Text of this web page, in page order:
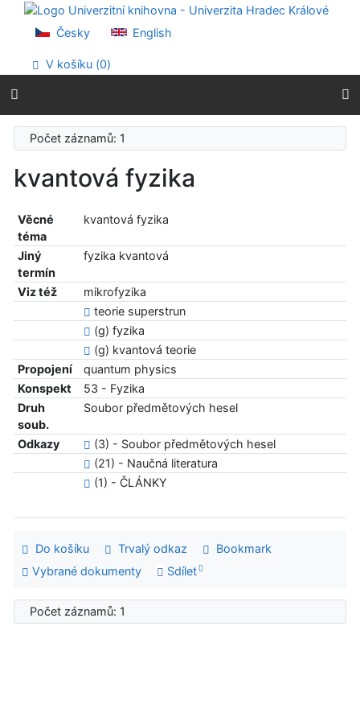
Přejít na obsah
Přejít na menu
Prohlášení o webové přístupnosti
Česky English
V košíku (0)
Počet záznamů: 1
kvantová fyzika
Věcné
téma
kvantová fyzika
Jiný
termín
fyzika kvantová
Viz též
mikrofyzika
teorie superstrun
(g) fyzika
(g) kvantová teorie
Propojení
quantum physics
Konspekt
53 - Fyzika
Druh
soub.
Soubor předmětových hesel
Odkazy
(3) - Soubor předmětových hesel
(21) - Naučná literatura
(1) - ČLÁNKY
Do košíku Trvalý odkaz
Bookmark
Vybrané dokumenty
Sdílet
Počet záznamů: 1